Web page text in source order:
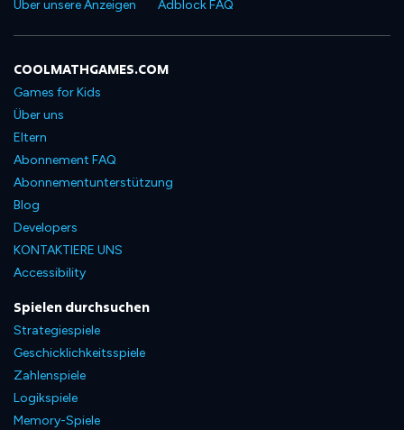
Über unsere Anzeigen
Adblock FAQ
COOLMATHGAMES.COM
Games for Kids
Über uns
Eltern
Abonnement FAQ
Abonnementunterstützung
Blog
Developers
KONTAKTIERE UNS
Accessibility
Spielen durchsuchen
Strategiespiele
Geschicklichkeitsspiele
Zahlenspiele
Logikspiele
Memory-Spiele